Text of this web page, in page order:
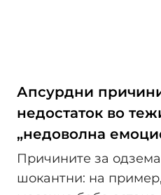
Апсурдни
недостаток во
„недоволна
Причините за
шокантни: на пример,